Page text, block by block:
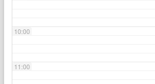
10:00
11:00